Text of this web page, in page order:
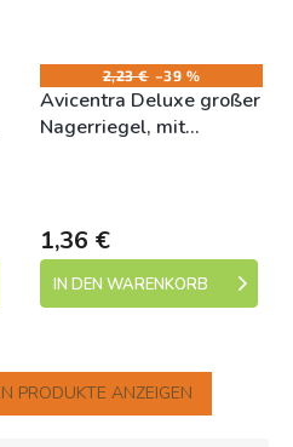
2,23 € –39 %
Avicentra Deluxe großer
Nagerriegel, mit
1,36 €
IN DEN WARENKORB
PRODUKTE ANZEIGEN